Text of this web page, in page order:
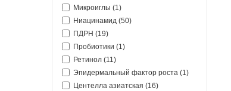
Микроиглы (1)
Ниацинамид (50)
ПДРН (19)
Пробиотики (1)
Ретинол (11)
Эпидермальный фактор роста (1)
Центелла азиатская (16)